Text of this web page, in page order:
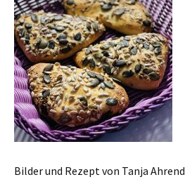
Bilder und Rezept von Tanja Ahrend